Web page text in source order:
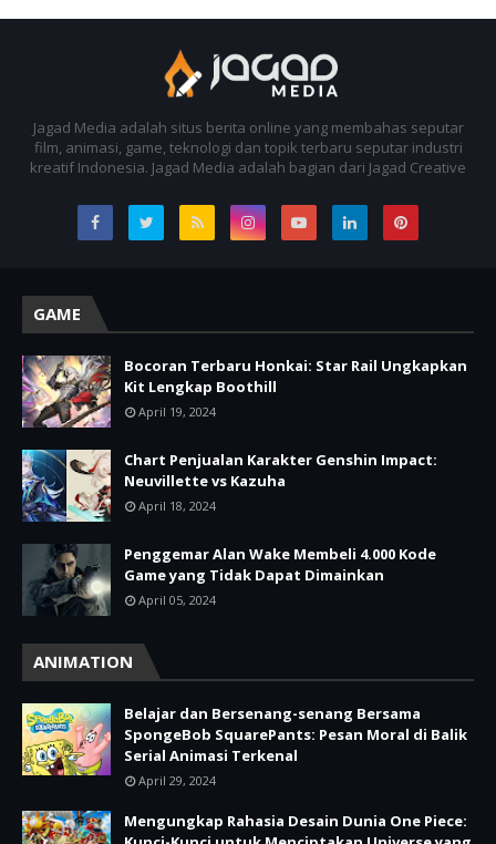
Jagad Media adalah situs berita online yang membahas seputar
film, animasi, game, teknologi dan topik terbaru seputar industri
kreatif Indonesia. Jagad Media adalah bagian dari Jagad Creative
GAME
Bocoran Terbaru Honkai: Star Rail Ungkapkan
Kit Lengkap Boothill
April 19, 2024
Chart Penjualan Karakter Genshin Impact:
Neuvillette vs Kazuha
April 18, 2024
Penggemar Alan Wake Membeli 4.000 Kode
Game yang Tidak Dapat Dimainkan
April 05, 2024
ANIMATION
Belajar dan Bersenang-senang Bersama
SpongeBob SquarePants: Pesan Moral di Balik
Serial Animasi Terkenal
April 29, 2024
Mengungkap Rahasia Desain Dunia One Piece: